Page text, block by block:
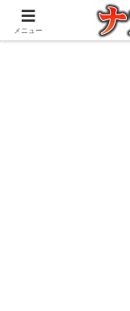
アウトドアとガジ
メニュー